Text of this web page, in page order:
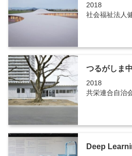
2018
社会福祉法人
つるがしま
2018
共栄連合自治
Deep